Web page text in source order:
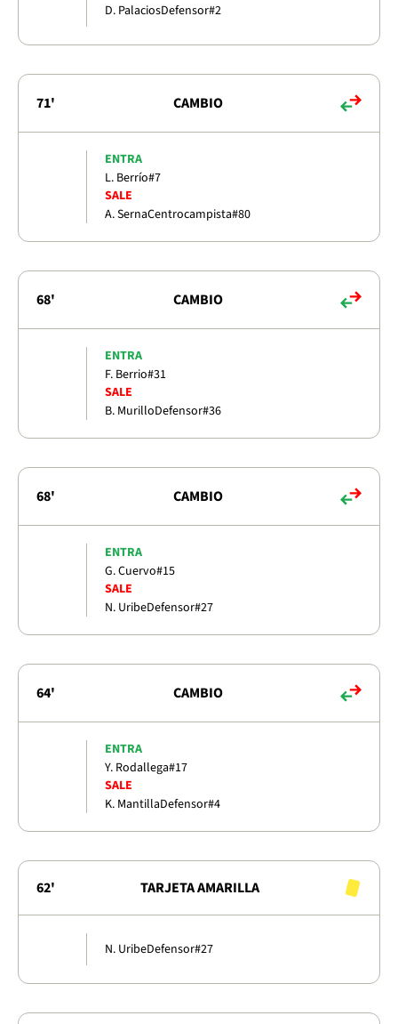
D. PalaciosDefensor#2
71' CAMBIO
ENTRA
L. Berrío#7
SALE
A. SernaCentrocampista#80
68' CAMBIO
ENTRA
F. Berrio#31
SALE
B. MurilloDefensor#36
68' CAMBIO
ENTRA
G. Cuervo#15
SALE
N. UribeDefensor#27
64' CAMBIO
ENTRA
Y. Rodallega#17
SALE
K. MantillaDefensor#4
62' TARJETA AMARILLA
N. UribeDefensor#27